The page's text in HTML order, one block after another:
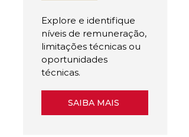
Explore e identifique
níveis de remuneração,
limitações técnicas ou
oportunidades
técnicas.
SAIBA MAIS